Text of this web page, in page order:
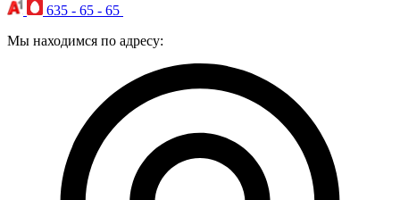
635 - 65 - 65
Мы находимся по адресу: